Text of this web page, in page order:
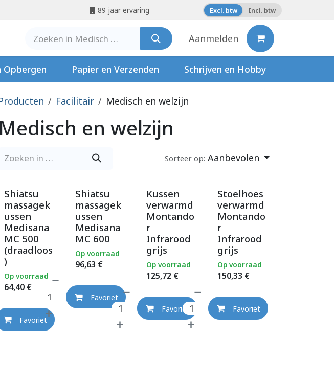
89 jaar ervaring Excl. btw Incl. btw
Aanmelden
Opbergen Papier en Verzenden Schrijven en Hobby
Facilitair Medisch en welzijn
Medisch en welzijn
Sorteer op: Aanbevolen
Shiatsu
massagek
ussen
Medisana
MC 500
(draadloos
)
64,40 €
Op voorraad
Favoriet
Shiatsu
massagek
ussen
Medisana
MC 600
96,63 €
Op voorraad
Favoriet
Kussen
verwarmd
Montando
r
Infrarood
grijs
125,72€
Op voorraad
Favoriet
Stoelhoes
verwarmd
Montando
r
Infrarood
grijs
150,33 €
Op voorraad
Favoriet